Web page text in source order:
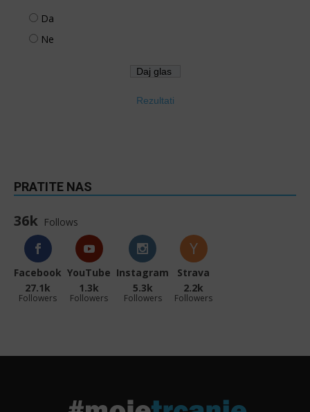
Da
Ne
Rezultati
PRATITE NAS
36k Follows
Facebook
27.1k
Followers
YouTube
1.3k
Followers
Instagram
5.3k
Followers
Strava
2.2k
Followers